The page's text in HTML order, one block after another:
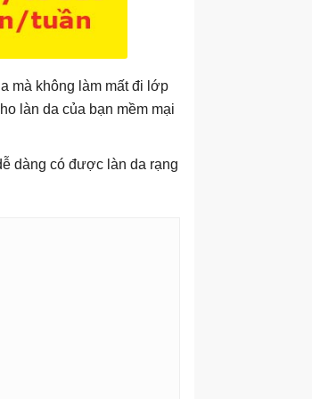
mà không làm mất đi lớp
làn da của bạn mềm mại
dàng có được làn da rạng